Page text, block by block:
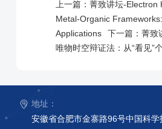
上一篇： 菁致讲坛-Electron
Metal-Organic
Applications
下一篇： 菁致
唯物时空辩证法：从“看见”
地址：
安徽省合肥市金寨路96号中国科学